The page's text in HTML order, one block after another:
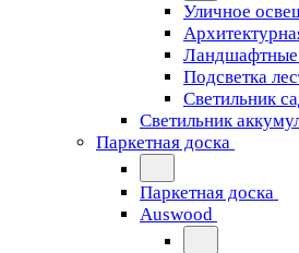
Уличное
Ландшафтные
Подсветка
Светильник
Светильник
Паркетная доска
Паркетная доска
Auswood